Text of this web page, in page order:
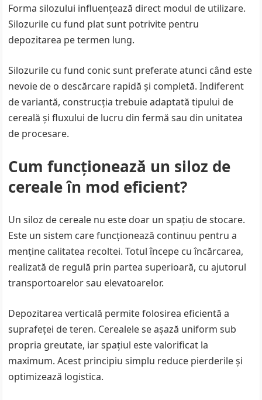
Forma silozului influențează direct modul de utilizare.
Silozurile cu fund plat sunt potrivite pentru
depozitarea pe termen lung.
Silozurile cu fund conic sunt preferate atunci când este
nevoie de o descărcare rapidă și completă. Indiferent
de variantă, construcția trebuie adaptată tipului de
cereală și fluxului de lucru din fermă sau din unitatea
de procesare.
Cum funcționează un siloz de
cereale în mod eficient?
Un siloz de cereale nu este doar un spațiu de stocare.
Este un sistem care funcționează continuu pentru a
menține calitatea recoltei. Totul începe cu încărcarea,
realizată de regulă prin partea superioară, cu ajutorul
transportoarelor sau elevatoarelor.
Depozitarea verticală permite folosirea eficientă a
suprafeței de teren. Cerealele se așază uniform sub
propria greutate, iar spațiul este valorificat la
maximum. Acest principiu simplu reduce pierderile și
optimizează logistica.